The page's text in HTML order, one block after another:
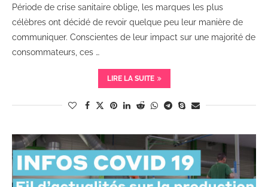
Période de crise sanitaire oblige, les marques les plus
célèbres ont décidé de revoir quelque peu leur manière de
communiquer. Conscientes de leur impact sur une majorité de
consommateurs, ces …
LIRE LA SUITE